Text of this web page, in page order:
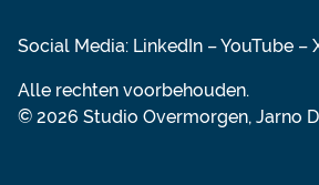
Social Media: LinkedIn –YouTube –
Alle rechten voorbehouden.
© 2026 Studio Overmorgen, Jarno